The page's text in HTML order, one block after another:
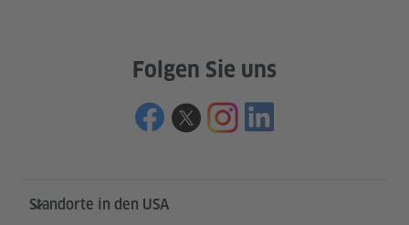
Folgen Sie uns
Service- und Informationsbereich
Standorte in den USA